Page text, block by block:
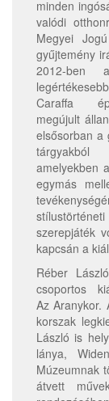
minden
valódi
Megyei
gyűjtemény
2012-ben
Caraffa
megújult
elsősorban a
tárgyakból
amelyekben
egymás
szerepjáték
kapcsán a
Réber
csoportos
Az Aranykor.
korszak
László is
lánya,
Múzeumnak
átvett